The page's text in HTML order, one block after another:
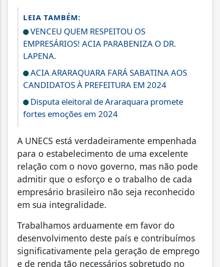
LEIA TAMBÉM:
VENCEU QUEM RESPEITOU OS
EMPRESÁRIOS! ACIA PARABENIZA O DR.
LAPENA.
ACIA ARARAQUARA FARÁ SABATINA AOS
CANDIDATOS À PREFEITURA EM 2024
Disputa eleitoral de Araraquara promete
fortes emoções em 2024
A UNECS está verdadeiramente empenhada
para o estabelecimento de uma excelente
relação com o novo governo, mas não pode
admitir que o esforço e o trabalho de cada
empresário brasileiro não seja reconhecido
em sua integralidade.
Trabalhamos arduamente em favor do
desenvolvimento deste país e contribuímos
significativamente pela geração de emprego
e de renda tão necessários sobretudo no